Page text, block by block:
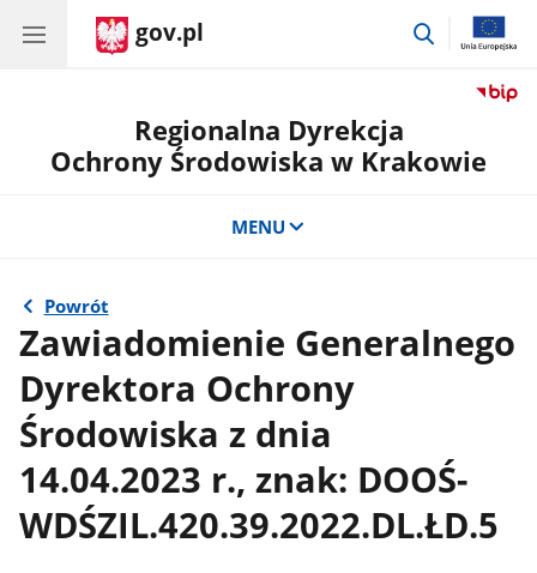
gov.pl
przejdź
Regionalna Dyrekcja
Ochrony Środowiska w Krakowie
MENU
Powrót
Zawiadomienie Generalnego
Dyrektora Ochrony
Środowiska z dnia
14.04.2023 r., znak: DOOŚ-
WDŚZIL.420.39.2022.DL.ŁD.5